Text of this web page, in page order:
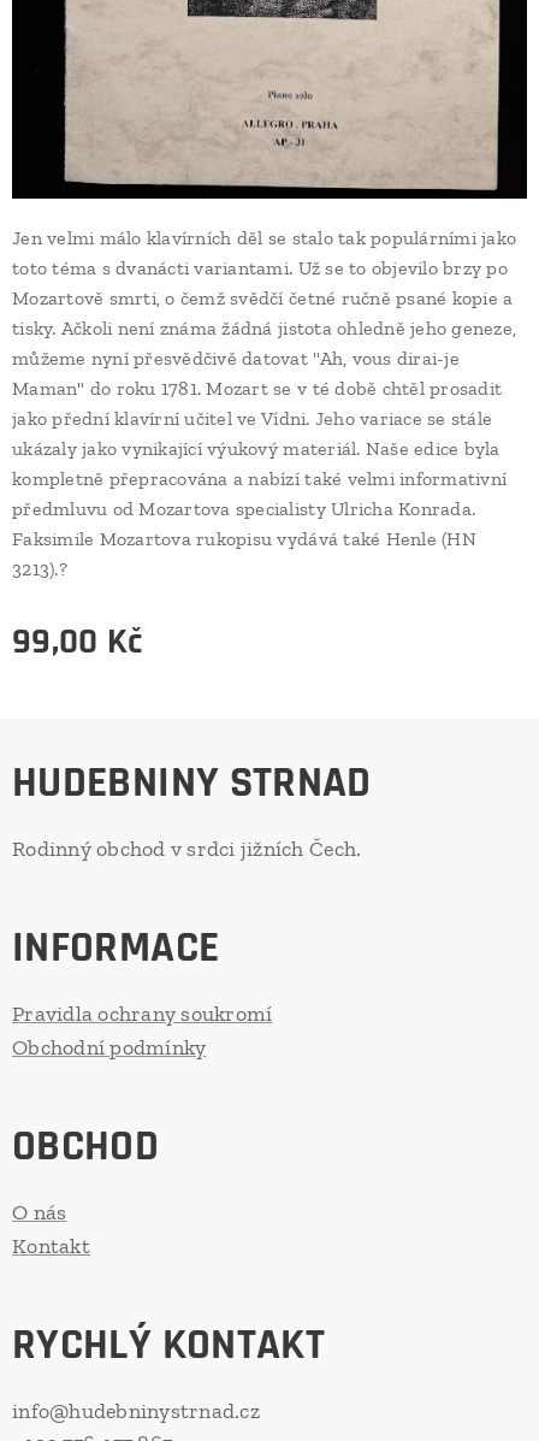
Jen velmi málo klavírních děl se stalo tak populárními jako
toto téma s dvanácti variantami. Už se to objevilo brzy po
Mozartově smrti, o čemž svědčí četné ručně psané kopie a
tisky. Ačkoli není známa žádná jistota ohledně jeho geneze,
můžeme nyní přesvědčivě datovat "Ah, vous dirai-je
Maman" do roku 1781. Mozart se v té době chtěl prosadit
jako přední klavírní učitel ve Vídni. Jeho variace se stále
ukázaly jako vynikající výukový materiál. Naše edice byla
kompletně přepracována a nabízí také velmi informativní
předmluvu od Mozartova specialisty Ulricha Konrada.
Faksimile Mozartova rukopisu vydává také Henle (HN
3213).?
99,00 Kč
HUDEBNINY STRNAD
Rodinný obchod v srdci jižních Čech.
INFORMACE
Pravidla ochrany soukromí
Obchodní podmínky
OBCHOD
O nás
Kontakt
RYCHLÝ KONTAKT
info@hudebninystrnad.cz